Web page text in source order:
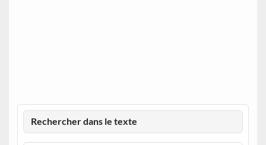
Rechercher dans le texte